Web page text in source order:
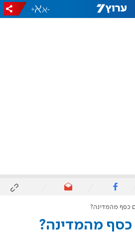
-
+
כסף מהמדינה?
כסף מהמדינה?